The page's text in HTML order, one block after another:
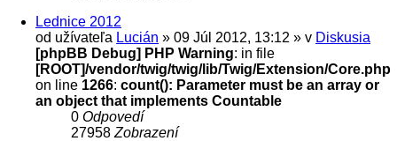
Lednice 2012
od užívateľa Lucián » 09 Júl 2012, 13:12 » v Diskusia
[phpBB Debug] PHP Warning: in file
[ROOT]/vendor/twig/twig/lib/Twig/Extension/Core.php
on line 1266: count(): Parameter must be an array or
an object that implements Countable
0 Odpovedí
27958 Zobrazení